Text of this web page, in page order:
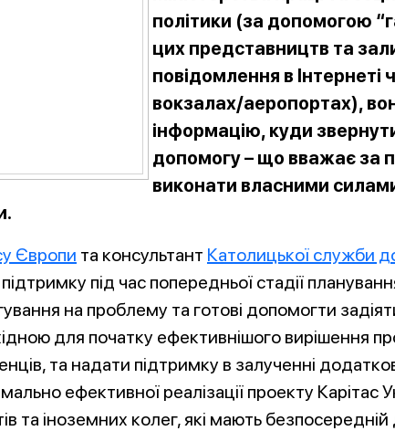
політики (за допомогою
цих представництв та
повідомлення в Інтернеті
вокзалах/аеропортах),
інформацію, куди
допомогу – що вважає за
виконати власними
Європи та консультант Католицької служби
під час попередньої стадії
на проблему та готові допомогти
для початку ефективнішого вирішення
та надати підтримку в залученні
ефективної реалізації проекту Карітас
та іноземних колег, які мають безпосередній